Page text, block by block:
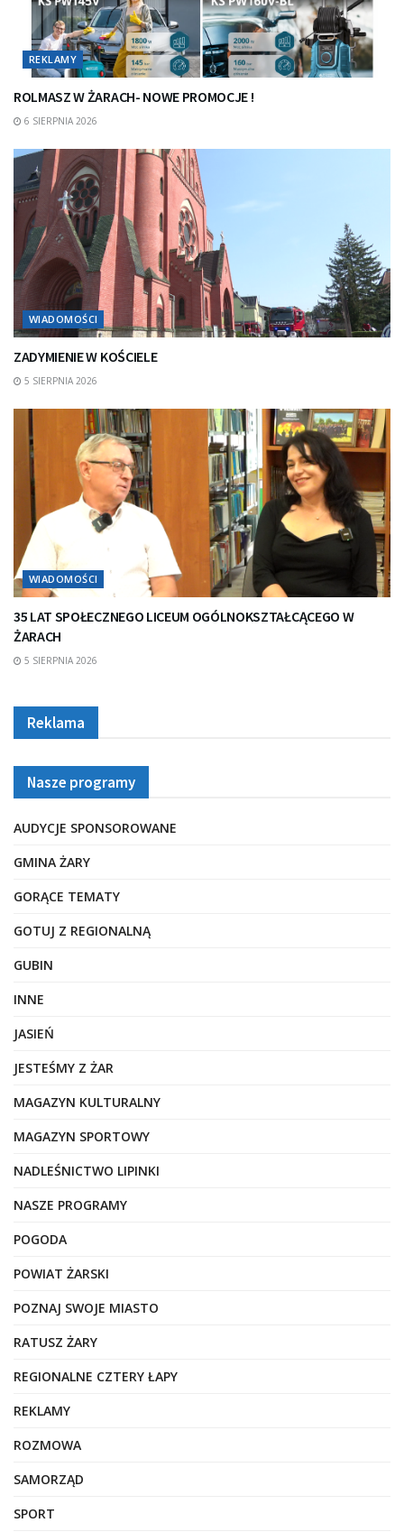
REKLAMY
ROLMASZ W ŻARACH- NOWE PROMOCJE !
6 SIERPNIA 2026
WIADOMOŚCI
ZADYMIENIE W KOŚCIELE
5 SIERPNIA 2026
WIADOMOŚCI
35 LAT SPOŁECZNEGO LICEUM OGÓLNOKSZTAŁCĄCEGO W
ŻARACH
5 SIERPNIA 2026
Reklama
Nasze programy
AUDYCJE SPONSOROWANE
GMINA ŻARY
GORĄCE TEMATY
GOTUJ Z REGIONALNĄ
GUBIN
INNE
JASIEŃ
JESTEŚMY Z ŻAR
MAGAZYN KULTURALNY
MAGAZYN SPORTOWY
NADLEŚNICTWO LIPINKI
NASZE PROGRAMY
POGODA
POWIAT ŻARSKI
POZNAJ SWOJE MIASTO
RATUSZ ŻARY
REGIONALNE CZTERY ŁAPY
REKLAMY
ROZMOWA
SAMORZĄD
SPORT